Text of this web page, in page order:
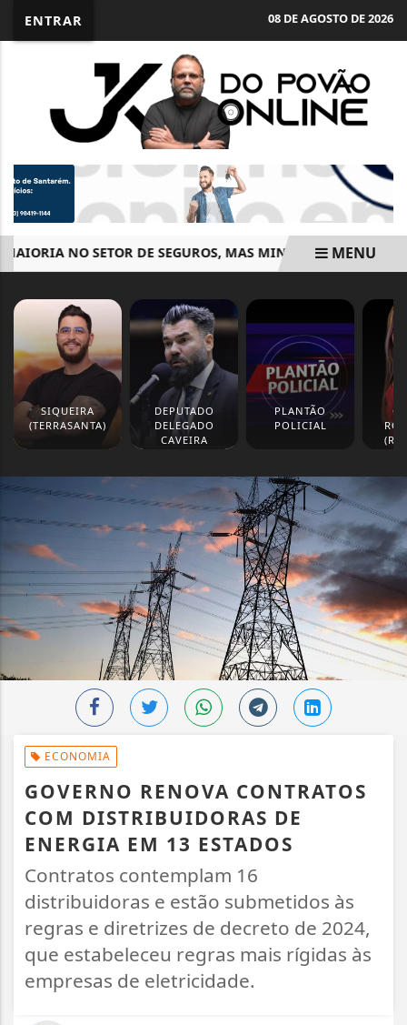
ENTRAR 08 DE AGOSTO DE 2026
NO SETOR DE SEGUROS, MAS MINORIA NA LIDERANÇA
MENU
SIQUEIRA
(TERRASANTA)
DEPUTADO
DELEGADO
CAVEIRA
PLANTÃO
POLICIAL
ECONOMIA
GOVERNO RENOVA CONTRATOS
COM DISTRIBUIDORAS DE
ENERGIA EM 13 ESTADOS
Contratos contemplam 16
distribuidoras e estão submetidos às
regras e diretrizes de decreto de 2024,
que estabeleceu regras mais rígidas às
empresas de eletricidade.